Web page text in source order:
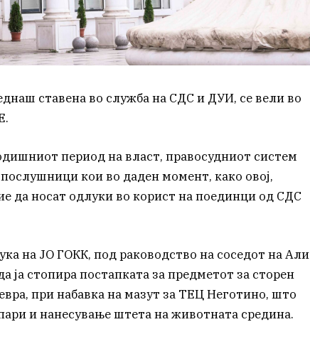
ставена во служба на СДС и ДУИ, се вели во
период на власт, правосудниот систем
кои во даден момент, како овој,
да носат одлуки во корист на поединци од СДС
на ЈО ГОКК, под раководство на соседот на Али
ја стопира постапката за предметот за сторен
при набавка на мазут за ТЕЦ Неготино, што
и нанесување штета на животната средина.